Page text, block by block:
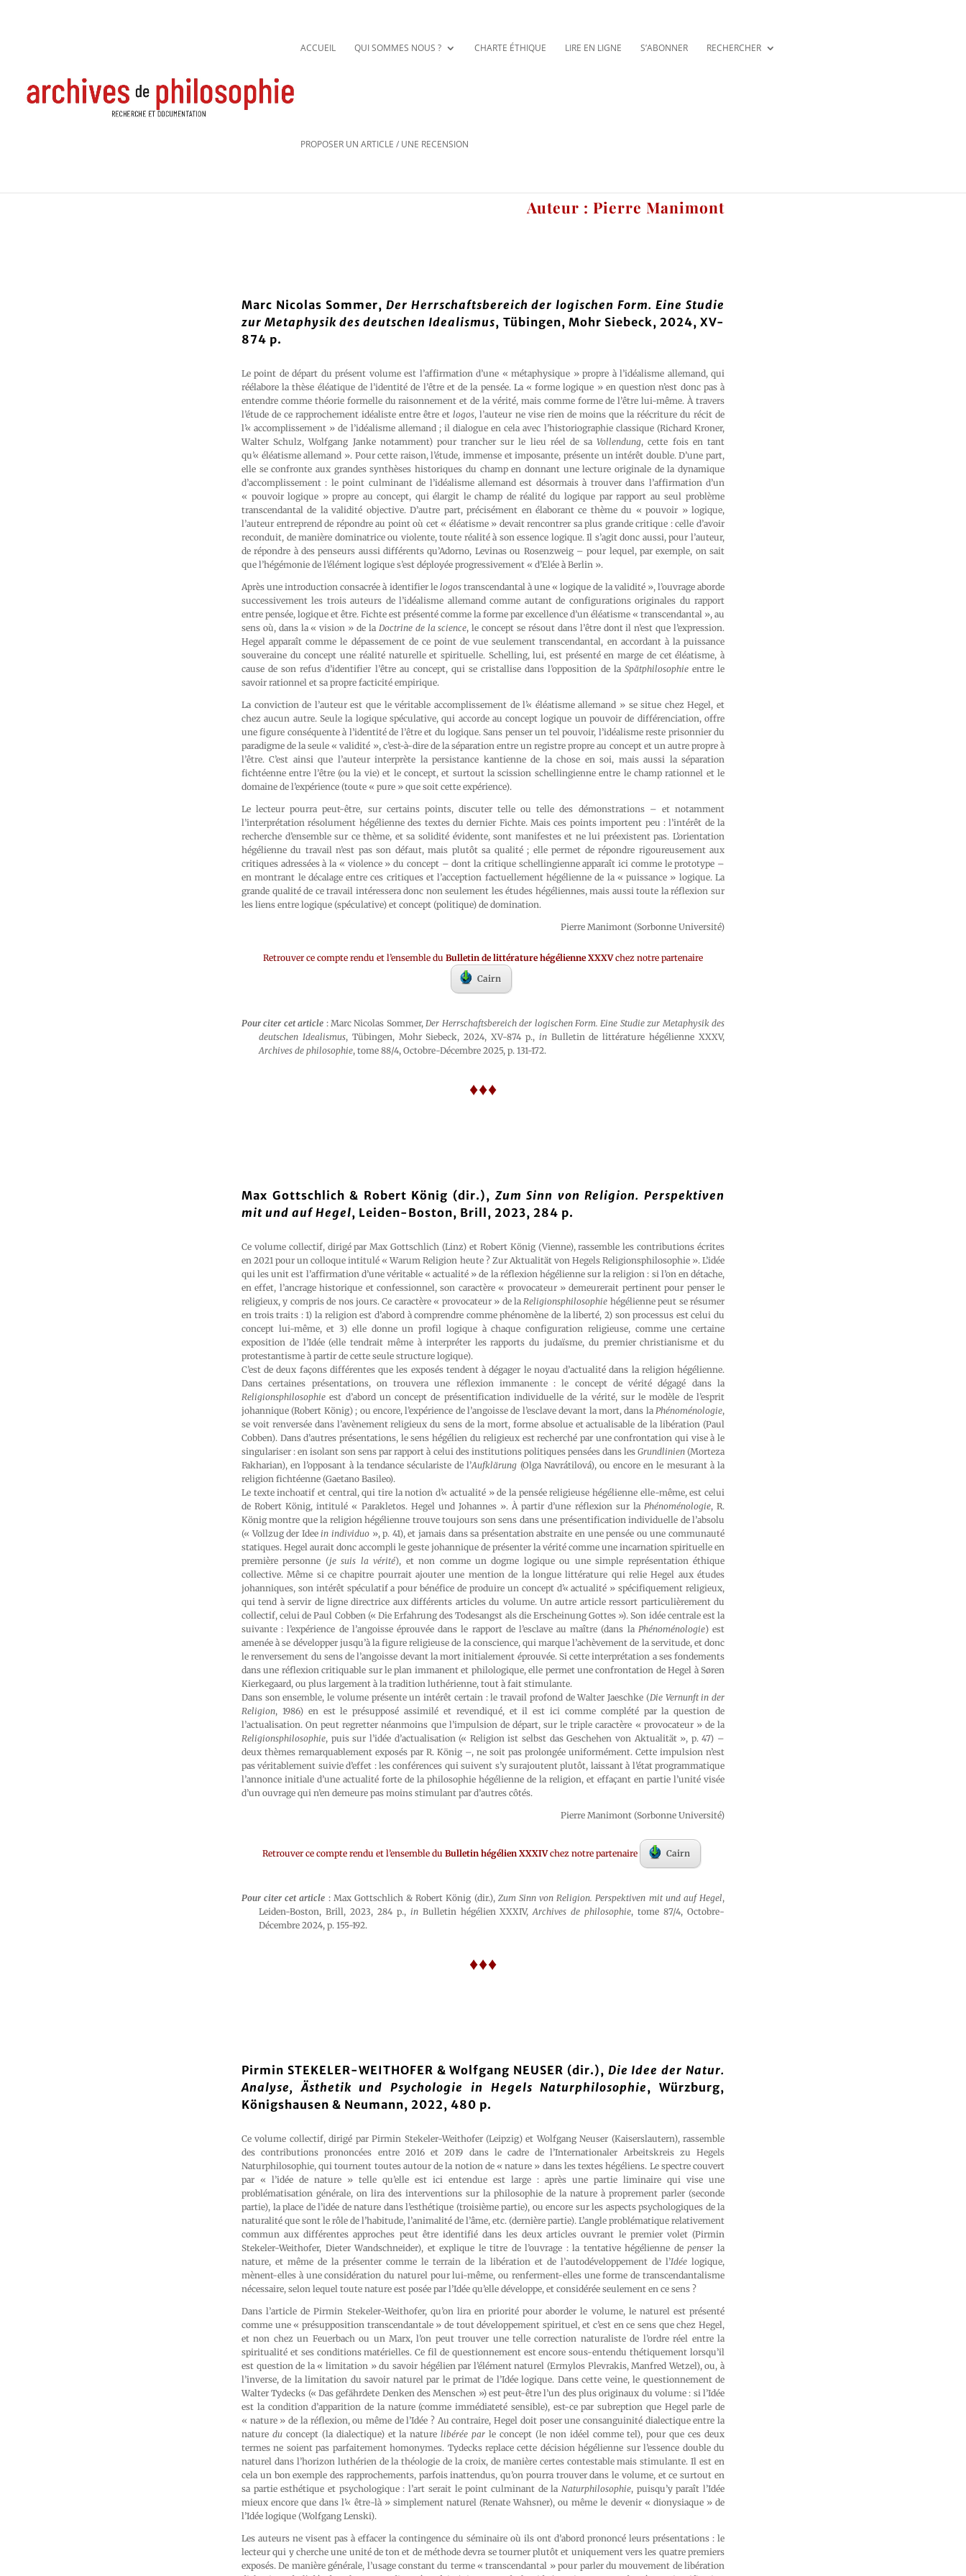
ACCUEIL QUI SOMMES NOUS ? CHARTE ÉTHIQUE LIRE EN LIGNE S’ABONNER RECHERCHER
PROPOSER UN ARTICLE / UNE RECENSION
Auteur : Pierre Manimont
Marc Nicolas Sommer, Der Herrschaftsbereich der logischen Form. Eine Studie
zur Metaphysik des deutschen Idealismus, Tübingen, Mohr Siebeck, 2024, XV-
874 p.
Le point de départ du présent volume est l’affirmation d’une « métaphysique » propre à l’idéalisme allemand, qui
réélabore la thèse éléatique de l’identité de l’être et de la pensée. La « forme logique » en question n’est donc pas à
entendre comme théorie formelle du raisonnement et de la vérité, mais comme forme de l’être lui-même. À travers
l’étude de ce rapprochement idéaliste entre être etlogos, l’auteur ne vise rien de moins que la réécriture du récit de
l’« accomplissement » de l’idéalisme allemand ; il dialogue en cela avec l’historiographie classique (Richard Kroner,
Walter Schulz, Wolfgang Janke notamment) pour trancher sur le lieu réel de saVollendung, cette fois en tant
qu’« éléatisme allemand ». Pour cette raison, l’étude, immense et imposante, présente un intérêt double. D’une part,
elle se confronte aux grandes synthèses historiques du champ en donnant une lecture originale de la dynamique
d’accomplissement : le point culminant de l’idéalisme allemand est désormais à trouver dans l’affirmation d’un
« pouvoir logique » propre au concept, qui élargit le champ de réalité du logique par rapport au seul problème
transcendantal de la validité objective. D’autre part, précisément en élaborant ce thème du « pouvoir » logique,
l’auteur entreprend de répondre au point où cet « éléatisme » devait rencontrer sa plus grande critique : celle d’avoir
reconduit, de manière dominatrice ou violente, toute réalité à son essence logique. Il s’agit donc aussi, pour l’auteur,
de répondre à des penseurs aussi différents qu’Adorno, Levinas ou Rosenzweig – pour lequel, par exemple, on sait
que l’hégémonie de l’élément logique s’est déployée progressivement « d’Elée à Berlin ».
Après une introduction consacrée à identifier le logostranscendantal à une « logique de la validité », l’ouvrage aborde
successivement les trois auteurs de l’idéalisme allemand comme autant de configurations originales du rapport
entre pensée, logique et être. Fichte est présenté comme la forme par excellence d’un éléatisme « transcendantal », au
sens où, dans la « vision » de la Doctrine de la science, le concept se résout dans l’être dont il n’est que l’expression.
Hegel apparaît comme le dépassement de ce point de vue seulement transcendantal, en accordant à la puissance
souveraine du concept une réalité naturelle et spirituelle. Schelling, lui, est présenté en marge de cet éléatisme, à
cause de son refus d’identifier l’être au concept, qui se cristallise dans l’opposition de la Spätphilosophie entre le
savoir rationnel et sa propre facticité empirique.
La conviction de l’auteur est que le véritable accomplissement de l’« éléatisme allemand » se situe chez Hegel, et
chez aucun autre. Seule la logique spéculative, qui accorde au concept logique un pouvoir de différenciation, offre
une figure conséquente à l’identité de l’être et du logique. Sans penser un tel pouvoir, l’idéalisme reste prisonnier du
paradigme de la seule « validité », c’est-à-dire de la séparation entre un registre propre au concept et un autre propre à
l’être. C’est ainsi que l’auteur interprète la persistance kantienne de la chose en soi, mais aussi la séparation
fichtéenne entre l’être (ou la vie) et le concept, et surtout la scission schellingienne entre le champ rationnel et le
domaine de l’expérience (toute « pure » que soit cette expérience).
Le lecteur pourra peut-être, sur certains points, discuter telle ou telle des démonstrations – et notamment
l’interprétation résolument hégélienne des textes du dernier Fichte. Mais ces points importent peu : l’intérêt de la
recherche d’ensemble sur ce thème, et sa solidité évidente, sont manifestes et ne lui préexistent pas. L’orientation
hégélienne du travail n’est pas son défaut, mais plutôt sa qualité ; elle permet de répondre rigoureusement aux
critiques adressées à la « violence » du concept – dont la critique schellingienne apparaît ici comme le prototype –
en montrant le décalage entre ces critiques et l’acception factuellement hégélienne de la « puissance » logique. La
grande qualité de ce travail intéressera donc non seulement les études hégéliennes, mais aussi toute la réflexion sur
les liens entre logique (spéculative) et concept (politique) de domination.
Pierre Manimont (Sorbonne Université)
Retrouver ce compte rendu et l’ensemble du Bulletin de littérature hégélienne XXXVchez notre partenaire
Cairn
Pour citer cet article : Marc Nicolas Sommer,Der Herrschaftsbereich der logischen Form. Eine Studie zur Metaphysik des
deutschen Idealismus, Tübingen, Mohr Siebeck, 2024, XV-874 p., inBulletin de littérature hégélienne XXXV,
Archives de philosophie, tome 88/4, Octobre-Décembre 2025, p. 131-172.
♦♦♦
Max Gottschlich & Robert König (dir.),Zum Sinn von Religion. Perspektiven
mit und auf Hegel, Leiden-Boston, Brill, 2023, 284 p.
Ce volume collectif, dirigé par Max Gottschlich (Linz) et Robert König (Vienne), rassemble les contributions écrites
en 2021 pour un colloque intitulé « Warum Religion heute ? Zur Aktualität von Hegels Religionsphilosophie ». L’idée
qui les unit est l’affirmation d’une véritable « actualité » de la réflexion hégélienne sur la religion : si l’on en détache,
en effet, l’ancrage historique et confessionnel, son caractère « provocateur » demeurerait pertinent pour penser le
religieux, y compris de nos jours. Ce caractère « provocateur » de laReligionsphilosophie hégélienne peut se résumer
en trois traits : 1) la religion est d’abord à comprendre comme phénomène de la liberté, 2) son processus est celui du
concept lui-même, et 3) elle donne un profil logique à chaque configuration religieuse, comme une certaine
exposition de l’Idée (elle tendrait même à interpréter les rapports du judaïsme, du premier christianisme et du
protestantisme à partir de cette seule structure logique).
C’est de deux façons différentes que les exposés tendent à dégager le noyau d’actualité dans la religion hégélienne.
Dans certaines présentations, on trouvera une réflexion immanente : le concept de vérité dégagé dans la
Religionsphilosophie est d’abord un concept de présentification individuelle de la vérité, sur le modèle de l’esprit
johannique (Robert König) ; ou encore, l’expérience de l’angoisse de l’esclave devant la mort, dans la Phénoménologie,
se voit renversée dans l’avènement religieux du sens de la mort, forme absolue et actualisable de la libération (Paul
Cobben). Dans d’autres présentations, le sens hégélien du religieux est recherché par une confrontation qui vise à le
singulariser : en isolant son sens par rapport à celui des institutions politiques pensées dans les Grundlinien(Morteza
Fakharian), en l’opposant à la tendance séculariste de l’Aufklärung (Olga Navrátilová), ou encore en le mesurant à la
religion fichtéenne (Gaetano Basileo).
Le texte inchoatif et central, qui tire la notion d’« actualité » de la pensée religieuse hégélienne elle-même, est celui
de Robert König, intitulé « Parakletos. Hegel und Johannes ». À partir d’une réflexion sur la Phénoménologie, R.
König montre que la religion hégélienne trouve toujours son sens dans une présentification individuelle de l’absolu
(« Vollzug der Ideein individuo », p. 41), et jamais dans sa présentation abstraite en une pensée ou une communauté
statiques. Hegel aurait donc accompli le geste johannique de présenter la vérité comme une incarnation spirituelle en
première personne (je suis la vérité), et non comme un dogme logique ou une simple représentation éthique
collective. Même si ce chapitre pourrait ajouter une mention de la longue littérature qui relie Hegel aux études
johanniques, son intérêt spéculatif a pour bénéfice de produire un concept d’« actualité » spécifiquement religieux,
qui tend à servir de ligne directrice aux différents articles du volume. Un autre article ressort particulièrement du
collectif, celui de Paul Cobben (« Die Erfahrung des Todesangst als die Erscheinung Gottes »). Son idée centrale est la
suivante : l’expérience de l’angoisse éprouvée dans le rapport de l’esclave au maître (dans la Phénoménologie) est
amenée à se développer jusqu’à la figure religieuse de la conscience, qui marque l’achèvement de la servitude, et donc
le renversement du sens de l’angoisse devant la mort initialement éprouvée. Si cette interprétation a ses fondements
dans une réflexion critiquable sur le plan immanent et philologique, elle permet une confrontation de Hegel à Søren
Kierkegaard, ou plus largement à la tradition luthérienne, tout à fait stimulante.
Dans son ensemble, le volume présente un intérêt certain : le travail profond de Walter Jaeschke (Die Vernunft in der
Religion, 1986) en est le présupposé assimilé et revendiqué, et il est ici comme complété par la question de
l’actualisation. On peut regretter néanmoins que l’impulsion de départ, sur le triple caractère « provocateur » de la
Religionsphilosophie, puis sur l’idée d’actualisation (« Religion ist selbst das Geschehen von Aktualität », p. 47) –
deux thèmes remarquablement exposés par R. König –, ne soit pas prolongée uniformément. Cette impulsion n’est
pas véritablement suivie d’effet : les conférences qui suivent s’y surajoutent plutôt, laissant à l’état programmatique
l’annonce initiale d’une actualité forte de la philosophie hégélienne de la religion, et effaçant en partie l’unité visée
d’un ouvrage qui n’en demeure pas moins stimulant par d’autres côtés.
Pierre Manimont (Sorbonne Université)
Retrouver ce compte rendu et l’ensemble du Bulletin hégélien XXXIVchez notre partenaire Cairn
Pour citer cet article : Max Gottschlich & Robert König (dir.), Zum Sinn von Religion. Perspektiven mit und auf Hegel,
Leiden-Boston, Brill, 2023, 284 p., inBulletin hégélien XXXIV,Archives de philosophie, tome 87/4, Octobre-
Décembre 2024, p. 155-192.
♦♦♦
Pirmin STEKELER-WEITHOFER & Wolfgang NEUSER (dir.), Die Idee der Natur.
Analyse, Ästhetik und Psychologie in Hegels Naturphilosophie, Würzburg,
Königshausen & Neumann, 2022, 480 p.
Ce volume collectif, dirigé par Pirmin Stekeler-Weithofer (Leipzig) et Wolfgang Neuser (Kaiserslautern), rassemble
des contributions prononcées entre 2016 et 2019 dans le cadre de l’Internationaler Arbeitskreis zu Hegels
Naturphilosophie, qui tournent toutes autour de la notion de « nature » dans les textes hégéliens. Le spectre couvert
par « l’idée de nature » telle qu’elle est ici entendue est large : après une partie liminaire qui vise une
problématisation générale, on lira des interventions sur la philosophie de la nature à proprement parler (seconde
partie), la place de l’idée de nature dans l’esthétique (troisième partie), ou encore sur les aspects psychologiques de la
naturalité que sont le rôle de l’habitude, l’animalité de l’âme, etc. (dernière partie). L’angle problématique relativement
commun aux différentes approches peut être identifié dans les deux articles ouvrant le premier volet (Pirmin
Stekeler-Weithofer, Dieter Wandschneider), et explique le titre de l’ouvrage : la tentative hégélienne depenser la
nature, et même de la présenter comme le terrain de la libération et de l’autodéveloppement de l’Idée logique,
mènent-elles à une considération du naturel pour lui-même, ou renferment-elles une forme de transcendantalisme
nécessaire, selon lequel toute nature est posée par l’Idée qu’elle développe, et considérée seulement en ce sens ?
Dans l’article de Pirmin Stekeler-Weithofer, qu’on lira en priorité pour aborder le volume, le naturel est présenté
comme une « présupposition transcendantale » de tout développement spirituel, et c’est en ce sens que chez Hegel,
et non chez un Feuerbach ou un Marx, l’on peut trouver une telle correction naturaliste de l’ordre réel entre la
spiritualité et ses conditions matérielles. Ce fil de questionnement est encore sous-entendu thétiquement lorsqu’il
est question de la « limitation » du savoir hégélien par l’élément naturel (Ermylos Plevrakis, Manfred Wetzel), ou, à
l’inverse, de la limitation du savoir naturel par le primat de l’Idée logique. Dans cette veine, le questionnement de
Walter Tydecks (« Das gefährdete Denken des Menschen ») est peut-être l’un des plus originaux du volume : si l’Idée
est la condition d’apparition de la nature (comme immédiateté sensible), est-ce par subreption que Hegel parle de
« nature » de la réflexion, ou même de l’Idée ? Au contraire, Hegel doit poser une consanguinité dialectique entre la
nature duconcept (la dialectique) et la naturelibérée par le concept (le non idéel comme tel), pour que ces deux
termes ne soient pas parfaitement homonymes. Tydecks replace cette décision hégélienne sur l’essence double du
naturel dans l’horizon luthérien de la théologie de la croix, de manière certes contestable mais stimulante. Il est en
cela un bon exemple des rapprochements, parfois inattendus, qu’on pourra trouver dans le volume, et ce surtout en
sa partie esthétique et psychologique : l’art serait le point culminant de la Naturphilosophie, puisqu’y paraît l’Idée
mieux encore que dans l’« être-là » simplement naturel (Renate Wahsner), ou même le devenir « dionysiaque » de
l’Idée logique (Wolfgang Lenski).
Les auteurs ne visent pas à effacer la contingence du séminaire où ils ont d’abord prononcé leurs présentations : le
lecteur qui y cherche une unité de ton et de méthode devra se tourner plutôt et uniquement vers les quatre premiers
exposés. De manière générale, l’usage constant du terme « transcendantal » pour parler du mouvement de libération